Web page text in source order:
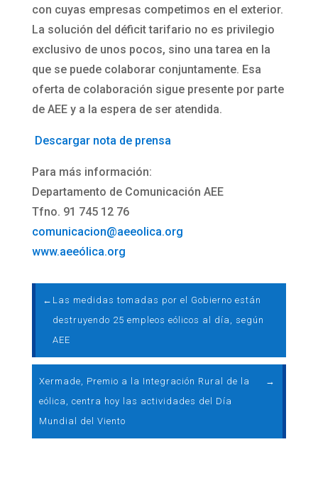
con cuyas empresas competimos en el exterior.
La solución del déficit tarifario no es privilegio
exclusivo de unos pocos, sino una tarea en la
que se puede colaborar conjuntamente. Esa
oferta de colaboración sigue presente por parte
de AEE y a la espera de ser atendida.
Descargar nota de prensa
Para más información:
Departamento de Comunicación AEE
Tfno. 91 745 12 76
comunicacion@aeeolica.org
www.aeeólica.org
← Las medidas tomadas por el Gobierno están
destruyendo 25 empleos eólicos al día, según
AEE
Xermade, Premio a la Integración Rural de la
eólica, centra hoy las actividades del Día
Mundial del Viento
→